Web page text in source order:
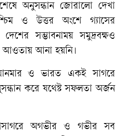
অনুসন্ধান জোরালো দেখা
ও উত্তর অংশে গ্যাসের
সম্ভাবনাময় সমুদ্রবক্ষও
আওতায় আনা হয়নি।
ও ভারত একই সাগরে
করে যথেষ্ট সফলতা অর্জন
অগভীর ও গভীর সব